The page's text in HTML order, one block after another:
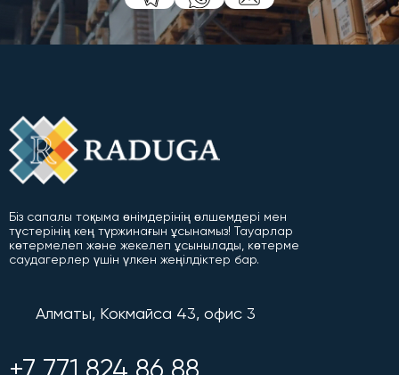
Біз сапалы тоқыма өнімдерінің өлшемдері мен
түстерінің кең түржинағын ұсынамыз! Тауарлар
көтермелеп және жекелеп ұсынылады, көтерме
саудагерлер үшін үлкен жеңілдіктер бар.
Алматы, Кокмайса 43, офис 3
+7 771 824 86 88